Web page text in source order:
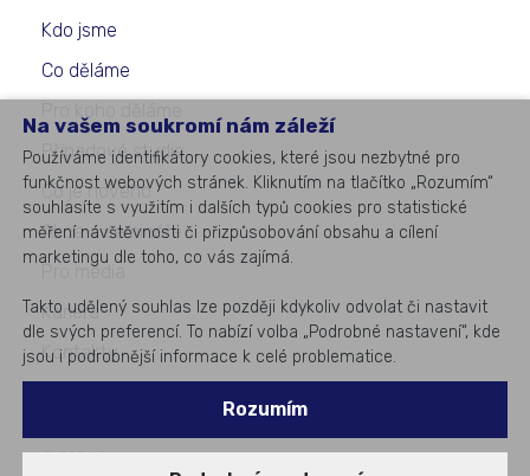
Na vašem soukromí nám záleží
Používáme identifikátory cookies, které jsou nezbytné pro
funkčnost webových stránek. Kliknutím na tlačítko „Rozumím“
souhlasíte s využitím i dalších typů cookies pro statistické
měření návštěvnosti či přizpůsobování obsahu a cílení
marketingu dle toho, co vás zajímá.
Takto udělený souhlas lze později kdykoliv odvolat či nastavit
dle svých preferencí. To nabízí volba „Podrobné nastavení“, kde
jsou i podrobnější informace k celé problematice.
Rozumím
Kdo jsme
Co děláme
Případové studie
Co je nového
Akce a semináře
Pro média
Kariéra
Kontakty
©2026All rights reserved